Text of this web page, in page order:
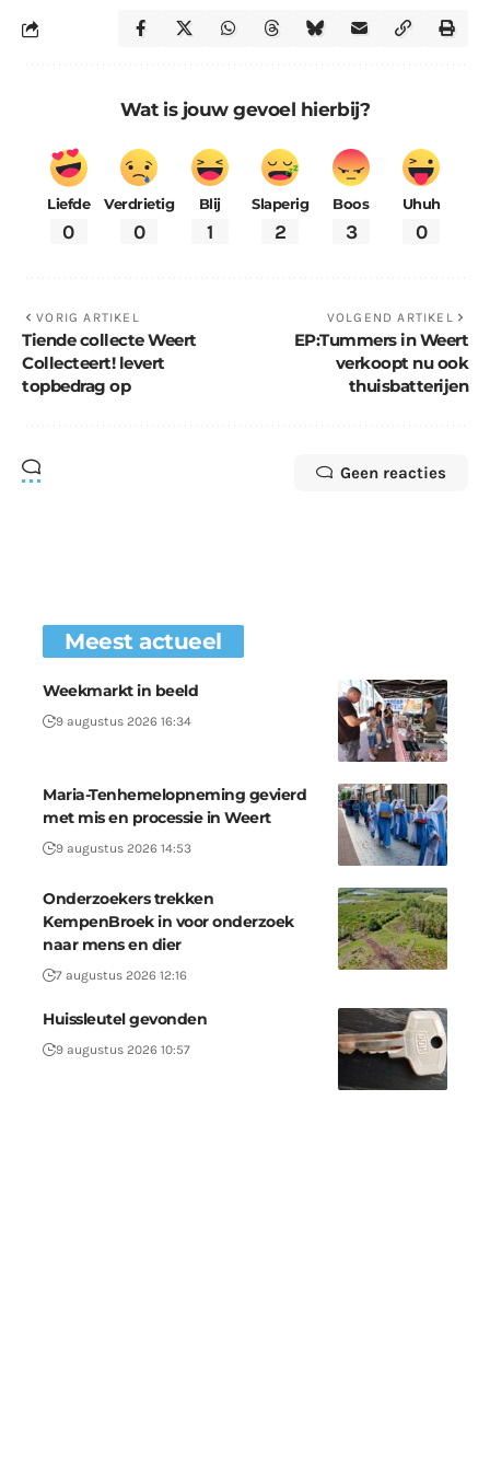
Wat is jouw gevoel hierbij?
Liefde
0
Verdrietig
0
Blij
1
Slaperig
2
Boos
3
Uhuh
0
VORIG ARTIKEL
Tiende collecte Weert
Collecteert! levert
topbedrag op
VOLGEND ARTIKEL
EP:Tummers in Weert
verkoopt nu ook
thuisbatterijen
Geen reacties
Meest actueel
Weekmarkt in beeld
9 augustus 2026 16:34
Maria-Tenhemelopneming gevierd
met mis en processie in Weert
9 augustus 2026 14:53
Onderzoekers trekken
KempenBroek in voor onderzoek
naar mens en dier
7 augustus 2026 12:16
Huissleutel gevonden
9 augustus 2026 10:57